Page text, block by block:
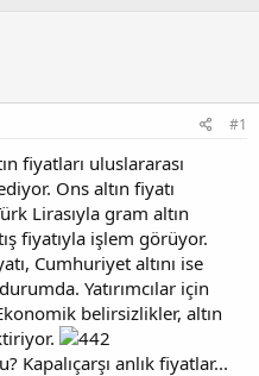
#1
fiyatları uluslararası
Ons altın fiyatı
Lirasıyla gram altın
fiyatıyla işlem görüyor.
Cumhuriyet altını ise
Yatırımcılar için
belirsizlikler, altın
Kapalıçarşı anlık fiyatlar...